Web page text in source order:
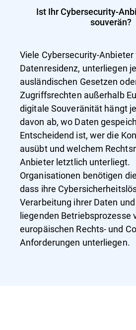
Ist Ihr Cybersecurity-
souverän?
Viele Cybersecurity-
Datenresidenz, unterliegen
ausländischen Gesetzen
Zugriffsrechten außerhalb
digitale Souveränität hängt
davon ab, wo Daten
Entscheidend ist, wer die
ausübt und welchem
Anbieter letztlich unterliegt.
Organisationen benötigen
dass ihre
Verarbeitung ihrer Daten
liegenden Betriebsprozesse
europäischen Rechts- und
Anforderungen unterliegen.